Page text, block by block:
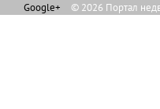
Google+ © 2026 Портал